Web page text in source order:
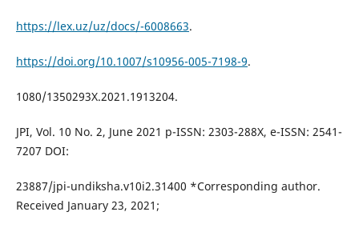
https://lex.uz/uz/docs/-6008663.
https://doi.org/10.1007/s10956-005-7198-9.
1080/1350293X.2021.1913204.
JPI, Vol. 10 No. 2, June 2021 p-ISSN: 2303-288X, e-ISSN: 2541-
7207 DOI:
23887/jpi-undiksha.v10i2.31400 *Corresponding author.
Received January 23, 2021;